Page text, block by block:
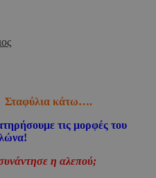
κάτω….
τις μορφές του
η αλεπού;